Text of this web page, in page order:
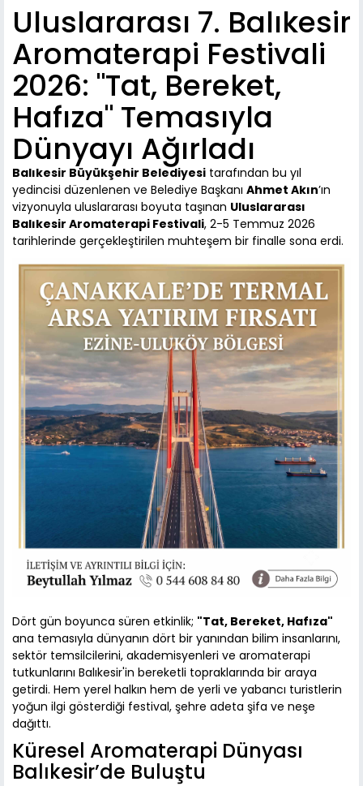
Uluslararası 7. Balıkesir
Aromaterapi Festivali
2026: "Tat, Bereket,
Hafıza" Temasıyla
Dünyayı Ağırladı
Balıkesir Büyükşehir Belediyesi tarafından bu yıl
yedincisi düzenlenen ve Belediye Başkanı Ahmet Akın’ın
vizyonuyla uluslararası boyuta taşınan Uluslararası
Balıkesir Aromaterapi Festivali, 2-5 Temmuz 2026
tarihlerinde gerçekleştirilen muhteşem bir finalle sona erdi.
Dört gün boyunca süren etkinlik; "Tat, Bereket, Hafıza"
ana temasıyla dünyanın dört bir yanından bilim insanlarını,
sektör temsilcilerini, akademisyenleri ve aromaterapi
tutkunlarını Balıkesir'in bereketli topraklarında bir araya
getirdi. Hem yerel halkın hem de yerli ve yabancı turistlerin
yoğun ilgi gösterdiği festival, şehre adeta şifa ve neşe
dağıttı.
Küresel Aromaterapi Dünyası
Balıkesir’de Buluştu